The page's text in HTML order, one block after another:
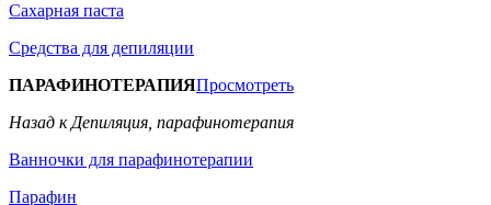
Сахарная паста
Средства для депиляции
ПАРАФИНОТЕРАПИЯПросмотреть
Назад к Депиляция, парафинотерапия
Ванночки для парафинотерапии
Парафин